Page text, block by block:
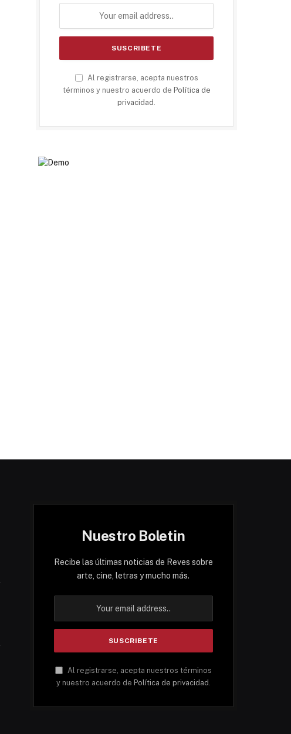
Al registrarse, acepta nuestros
términos y nuestro acuerdo de Política de
privacidad
Nuestro Boletin
Recibe las últimas noticias de Reves sobre
arte, cine, letras y mucho más.
Al registrarse, acepta nuestros términos
y nuestro acuerdo de Política de privacidad .